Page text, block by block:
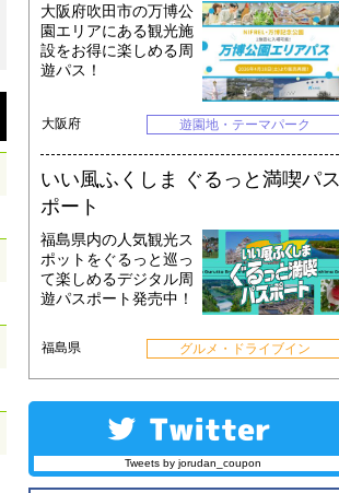
大阪府吹田市の万博公
園エリアにある観光施
設をお得に楽しめる周
遊パス！
大阪府 遊園地・テーマパーク
いい風ふくしま ぐるっと満喫パス
ポート
福島県内の人気観光ス
ポットをぐるっと巡っ
て楽しめるデジタル周
遊パスポート発売中！
福島県 グルメ・ドライブイン
Tweets by jorudan_coupon